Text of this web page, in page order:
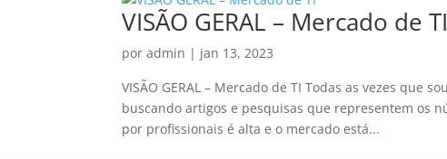
VISÃO GERAL – Mercado de TI
poradmin | jan 13, 2023
VISÃO GERAL – Mercado de TI Todas as vezes que
buscando artigos e pesquisas que representem os
por profissionais é alta e o mercado está...